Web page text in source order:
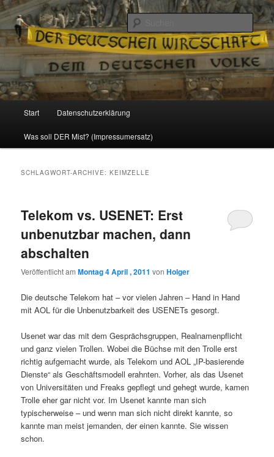
Reizzentrum
Politik, Wirtschaft, Soziales und Gesellschaft
Zum
Inhalt
Zum
sekundären
Start Datenschutzerklärung
Was soll DER Mist? (Impressumersatz)
SCHLAGWORT-ARCHIVE:KEIMZELLE
Telekom vs. USENET: Erst
unbenutzbar machen, dann
abschalten
Veröffentlicht amMontag 4 April , 2011 vonHolger
Die deutsche Telekom hat – vor vielen Jahren – Hand in Hand
mit AOL für die Unbenutzbarkeit des USENETs gesorgt.
Usenet war das mit dem Gesprächsgruppen, Realnamenpflicht
und ganz vielen Trollen. Wobei die Büchse mit den Trolle erst
richtig aufgemacht wurde, als Telekom und AOL „IP-basierende
Dienste“ als Geschäftsmodell erahnten. Vorher, als das Usenet
von Universitäten und Freaks gepflegt und gehegt wurde, kamen
Trolle eher gar nicht vor. Im Usenet kannte man sich
typischerweise – und wenn man sich nicht direkt kannte, so
kannte man meist jemanden, der einen kannte. Sie wissen
schon.